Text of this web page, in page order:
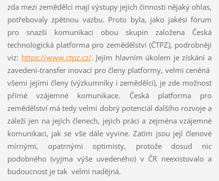
zda mezi zemědělci mají výstupy jejich činnosti nějaký ohlas,
potřebovaly zpětnou vazbu. Proto byla, jako jakési fórum
pro snazší komunikaci obou skupin založena Česká
technologická platforma pro zemědělství (ČTPZ), podrobněji
viz: https://www.ctpz.cz/. Jejím hlavním úkolem je získání a
zavedení-transfer inovací pro členy platformy, velmi ceněná
všemi jejími členy (výzkumníky i zemědělci), je zde možnost
přímé vzájemné komunikace. Česká platforma pro
zemědělství má tedy velmi dobrý potenciál dalšího rozvoje a
záleží jen na jejích členech, jejich práci a zejména vzájemné
komunikaci, jak se vše dále vyvine. Zatím jsou její členové
mírnými, opatrnými optimisty, protože dosud nic
podobného (vyjma výše uvedeného) v ČR neexistovalo a
budoucnost je tak velmi nadějná.